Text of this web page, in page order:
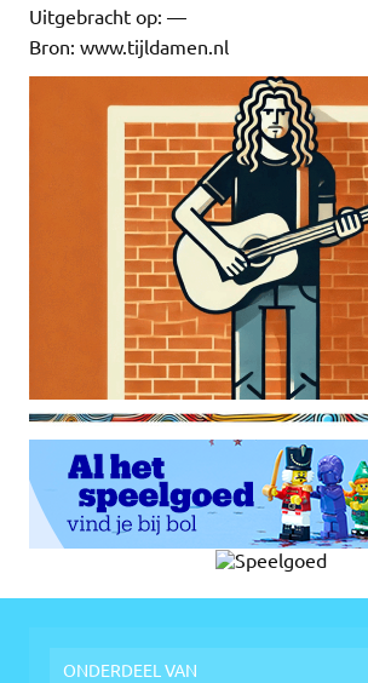
Uitgebracht op: —
Bron: www.tijldamen.nl
ONDERDEEL VAN